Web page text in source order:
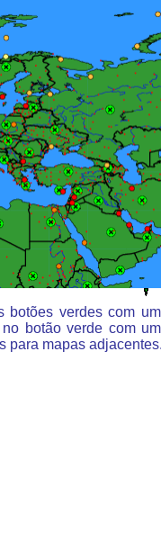
botões verdes com
botão verde com
para mapas